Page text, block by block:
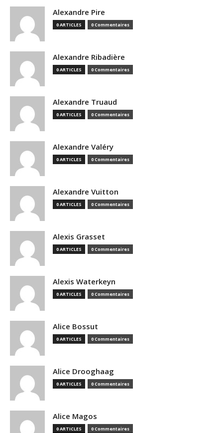
Alexandre Pire
0 ARTICLES 0 Commentaires
Alexandre Ribadière
0 ARTICLES 0 Commentaires
Alexandre Truaud
0 ARTICLES 0 Commentaires
Alexandre Valéry
0 ARTICLES 0 Commentaires
Alexandre Vuitton
0 ARTICLES 0 Commentaires
Alexis Grasset
0 ARTICLES 0 Commentaires
Alexis Waterkeyn
0 ARTICLES 0 Commentaires
Alice Bossut
0 ARTICLES 0 Commentaires
Alice Drooghaag
0 ARTICLES 0 Commentaires
Alice Magos
0 ARTICLES 0 Commentaires